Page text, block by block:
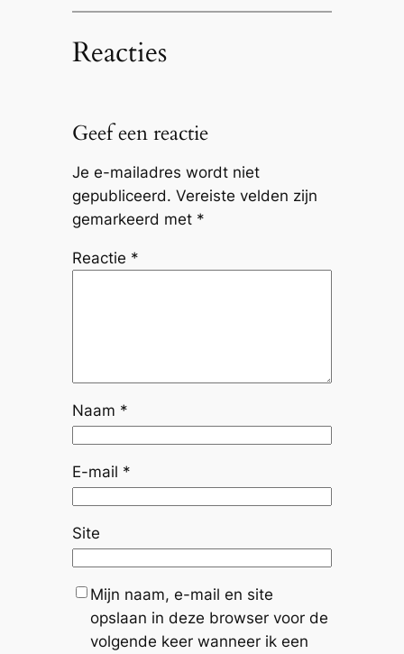
Reacties
Geef een reactie
Je e-mailadres wordt niet
gepubliceerd. Vereiste velden zijn
gemarkeerd met *
Reactie *
Naam *
E-mail *
Site
Mijn naam, e-mail en site
opslaan in deze browser voor de
volgende keer wanneer ik een